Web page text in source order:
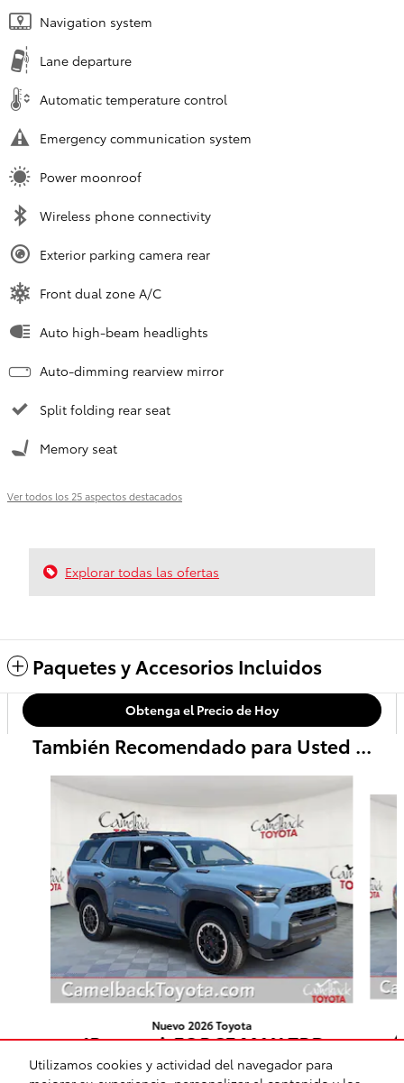
Utilizamos cookies y actividad del navegador para
Navigation system
Lane departure
Automatic temperature control
Emergency communication system
Power moonroof
Wireless phone connectivity
Exterior parking camera rear
Front dual zone A/C
Auto high-beam headlights
Auto-dimming rearview mirror
Split folding rear seat
Memory seat
Ver todos los 25 aspectos destacados
Explorar todas las ofertas
Paquetes y Accesorios Incluidos
Obtenga el Precio de Hoy
También Recomendado para Usted ...
Slide 1 of 7
Nuevo 2026 Toyota
4Runner i-FORCE MAX TRD
Off Road Premium SUV 8-